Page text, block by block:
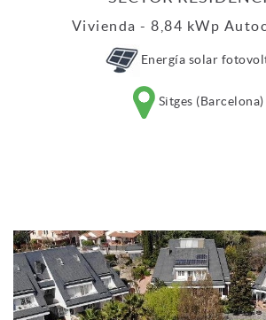
Vivienda - 8,84 kWp
Energía solar
Sitges (Barcelona)